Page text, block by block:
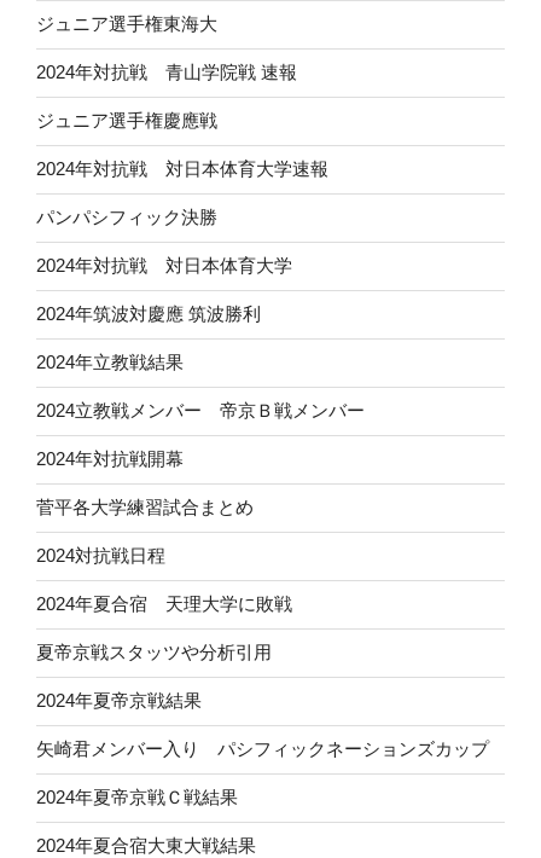
ジュニア選手権東海大
2024年対抗戦 青山学院戦 速報
ジュニア選手権慶應戦
2024年対抗戦 対日本体育大学速報
パンパシフィック決勝
2024年対抗戦 対日本体育大学
2024年筑波対慶應 筑波勝利
2024年立教戦結果
2024立教戦メンバー 帝京Ｂ戦メンバー
2024年対抗戦開幕
菅平各大学練習試合まとめ
2024対抗戦日程
2024年夏合宿 天理大学に敗戦
夏帝京戦スタッツや分析引用
2024年夏帝京戦結果
矢崎君メンバー入り パシフィックネーションズカップ
2024年夏帝京戦Ｃ戦結果
2024年夏合宿大東大戦結果